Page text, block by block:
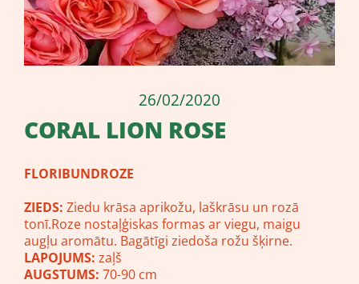
26/02/2020
CORAL LION ROSE
FLORIBUNDROZE
ZIEDS: Ziedu krāsa aprikožu, laškrāsu un rozā
tonī.Roze nostaļģiskas formas ar viegu, maigu
augļu aromātu. Bagātīgi ziedoša rožu šķirne.
LAPOJUMS: zaļš
AUGSTUMS: 70-90 cm